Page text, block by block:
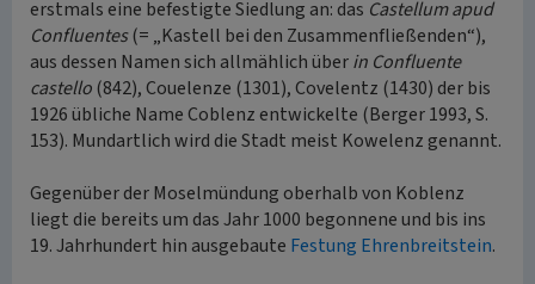
erstmals eine befestigte Siedlung an: das Castellum apud
Confluentes(= „Kastell bei den Zusammenfließenden“),
aus dessen Namen sich allmählich überin Confluente
castello(842), Couelenze (1301), Covelentz (1430) der bis
1926 übliche Name Coblenz entwickelte (Berger 1993, S.
153). Mundartlich wird die Stadt meist Kowelenz genannt.
Gegenüber der Moselmündung oberhalb von Koblenz
liegt die bereits um das Jahr 1000 begonnene und bis ins
19. Jahrhundert hin ausgebaute Festung Ehrenbreitstein.